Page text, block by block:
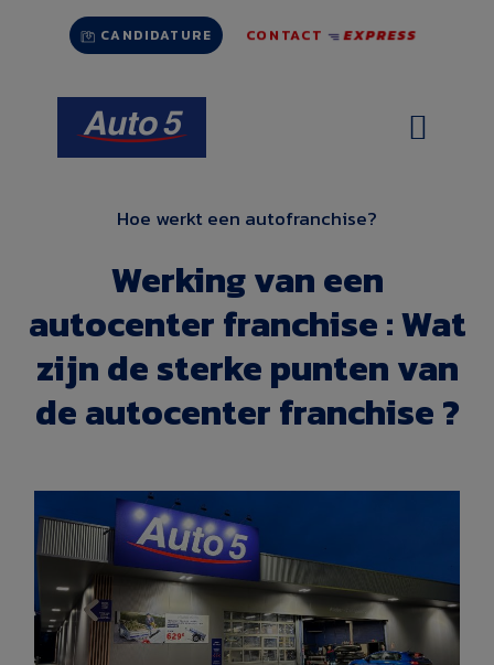
inhoud
CANDIDATURE CONTACT EXPRESS
Hoe werkt een autofranchise?
Werking van een
autocenter franchise : Wat
zijn de sterke punten van
de autocenter franchise ?